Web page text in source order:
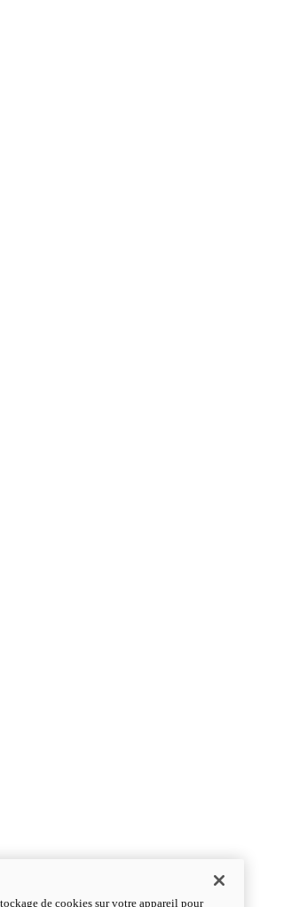
de cookies sur votre appareil pour